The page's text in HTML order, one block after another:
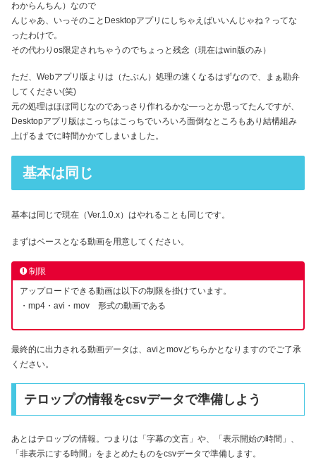
わからんちん）なので
んじゃあ、いっそのことDesktopアプリにしちゃえばいいんじゃね？ってな
ったわけで。
その代わりos限定されちゃうのでちょっと残念（現在はwin版のみ）
ただ、Webアプリ版よりは（たぶん）処理の速くなるはずなので、まぁ勘弁
してください(笑)
元の処理はほぼ同じなのであっさり作れるかな―っとか思ってたんですが、
Desktopアプリ版はこっちはこっちでいろいろ面倒なところもあり結構組み
上げるまでに時間かかてしまいました。
基本は同じ
基本は同じで現在（Ver.1.0.x）はやれることも同じです。
まずはベースとなる動画を用意してください。
制限
アップロードできる動画は以下の制限を掛けています。
・mp4・avi・mov 形式の動画である
最終的に出力される動画データは、aviとmovどちらかとなりますのでご了承
ください。
テロップの情報をcsvデータで準備しよう
あとはテロップの情報。つまりは「字幕の文言」や、「表示開始の時間」、
「非表示にする時間」をまとめたものをcsvデータで準備します。